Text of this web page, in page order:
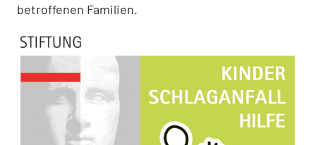
betroffenen Familien.